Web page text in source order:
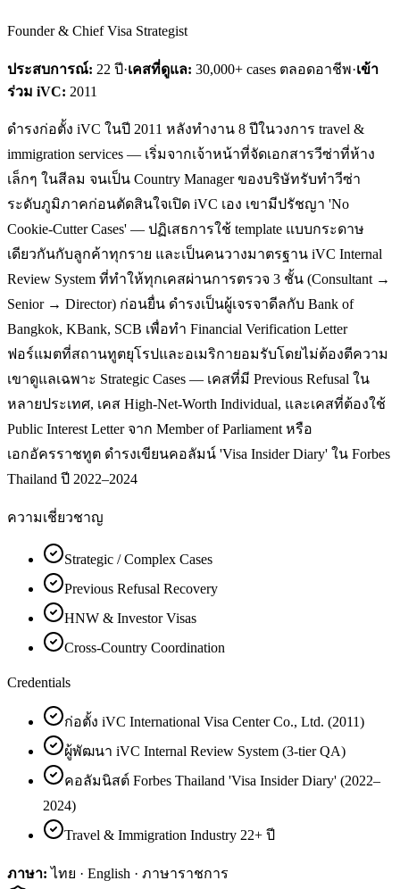
Founder & Chief Visa Strategist
ประสบการณ์: 22 ปี·เคสที่ดูแล: 30,000+ cases ตลอดอาชีพ·เข้า
ร่วม iVC: 2011
ดำรงก่อตั้ง iVC ในปี 2011 หลังทำงาน 8 ปีในวงการ travel &
immigration services — เริ่มจากเจ้าหน้าที่จัดเอกสารวีซ่าที่ห้าง
เล็กๆ ในสีลม จนเป็น Country Manager ของบริษัทรับทำวีซ่า
ระดับภูมิภาคก่อนตัดสินใจเปิด iVC เอง เขามีปรัชญา 'No
Cookie-Cutter Cases' — ปฏิเสธการใช้ template แบบกระดาษ
เดียวกันกับลูกค้าทุกราย และเป็นคนวางมาตรฐาน iVC Internal
Review System ที่ทำให้ทุกเคสผ่านการตรวจ 3 ชั้น (Consultant →
Senior → Director) ก่อนยื่น ดำรงเป็นผู้เจรจาดีลกับ Bank of
Bangkok, KBank, SCB เพื่อทำ Financial Verification Letter
ฟอร์แมตที่สถานทูตยุโรปและอเมริกายอมรับโดยไม่ต้องตีความ
เขาดูแลเฉพาะ Strategic Cases — เคสที่มี Previous Refusal ใน
หลายประเทศ, เคส High-Net-Worth Individual, และเคสที่ต้องใช้
Public Interest Letter จาก Member of Parliament หรือ
เอกอัครราชทูต ดำรงเขียนคอลัมน์ 'Visa Insider Diary' ใน Forbes
Thailand ปี 2022–2024
ความเชี่ยวชาญ
Strategic / Complex Cases
Previous Refusal Recovery
HNW & Investor Visas
Cross-Country Coordination
Credentials
ก่อตั้ง iVC International Visa Center Co., Ltd. (2011)
ผู้พัฒนา iVC Internal Review System (3-tier QA)
คอลัมนิสต์ Forbes Thailand 'Visa Insider Diary' (2022–
2024)
Travel & Immigration Industry 22+ ปี
ภาษา: ไทย · English · ภาษาราชการ